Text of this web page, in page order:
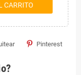
CARRITO
Pinterest